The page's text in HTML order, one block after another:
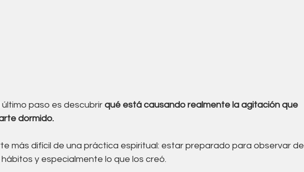
último paso es descubrir qué está causando realmente la agitación que
dormido.
más difícil de una práctica espiritual: estar preparado para observar de
y especialmente lo que los creó.